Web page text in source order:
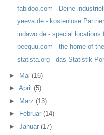
fabidoo.com - Deine
yeeva.de - kostenlose
indawo.de - special locations
beequu.com - the home of
statista.org - das Statistik
► Mai (16)
► April (5)
►
März (13)
►
Februar (14)
► Januar (17)